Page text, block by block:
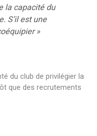
la capacité du
S’il est une
»
du club de privilégier la
que des recrutements